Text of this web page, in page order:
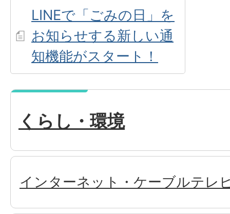
LINEで「ごみの日」を
お知らせする新しい通
知機能がスタート！
くらし・環境
インターネット・ケーブルテレ